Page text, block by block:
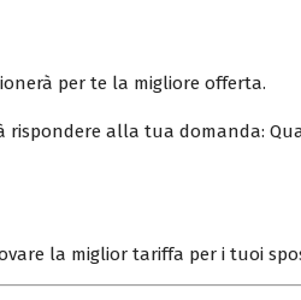
per te la migliore offerta.
rispondere alla tua domanda:
la miglior tariffa per i tuoi